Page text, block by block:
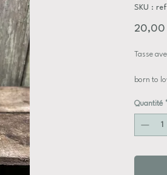
SKU :
Tasse
born to
conforme
sont un
Quantité